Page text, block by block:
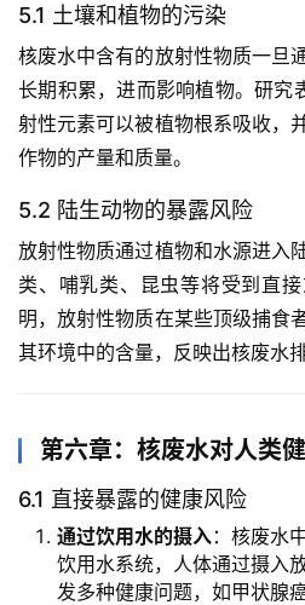
5.1 土壤和植物的污染
核废水中含有的放射性物质一旦
长期积累，进而影响植物。研
射性元素可以被植物根系吸收，
作物的产量和质量。
5.2 陆生动物的暴露风险
放射性物质通过植物和水源进入
类、哺乳类、昆虫等将受到直
明，放射性物质在某些顶级捕食
其环境中的含量，反映出核废水
第六章：核废水对人类
6.1 直接暴露的健康风险
通过饮用水的摄入：核废水
饮用水系统，人体通过摄入
发多种健康问题，如甲状腺